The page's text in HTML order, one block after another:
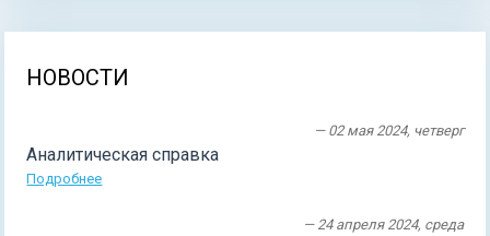
НОВОСТИ
— 02 мая 2024, четверг
Аналитическая справка
Подробнее
— 24 апреля 2024, среда